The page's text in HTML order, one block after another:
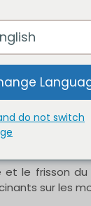
et
une aventure
et le frisson du
sur les
do not switch